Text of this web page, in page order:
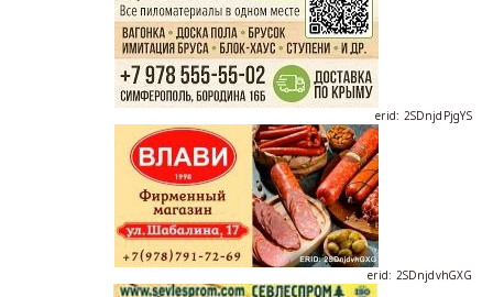
erid: 2SDnjdvhGXG